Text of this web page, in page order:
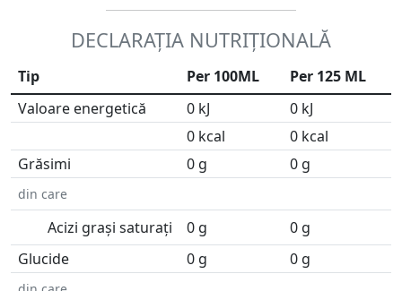
DECLARAȚIA NUTRIȚIONALĂ
Tip Per 100ML
Per 125 ML
Valoare energetică
0 kJ
0 kJ
0 kcal
0 kcal
Grăsimi
0 g 0 g
din care
Acizi grași saturați 0 g
0 g
Glucide
0 g 0 g